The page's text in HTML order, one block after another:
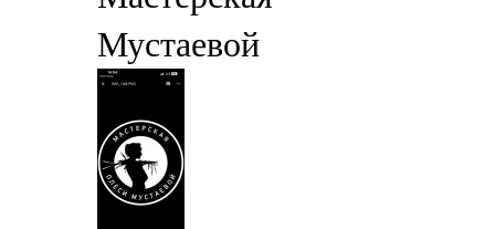
Мустаевой